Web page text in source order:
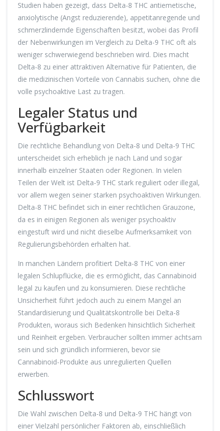
Studien haben gezeigt, dass Delta-8 THC antiemetische,
anxiolytische (Angst reduzierende), appetitanregende und
schmerzlindernde Eigenschaften besitzt, wobei das Profil
der Nebenwirkungen im Vergleich zu Delta-9 THC oft als
weniger schwerwiegend beschrieben wird. Dies macht
Delta-8 zu einer attraktiven Alternative für Patienten, die
die medizinischen Vorteile von Cannabis suchen, ohne die
volle psychoaktive Last zu tragen.
Legaler Status und
Verfügbarkeit
Die rechtliche Behandlung von Delta-8 und Delta-9 THC
unterscheidet sich erheblich je nach Land und sogar
innerhalb einzelner Staaten oder Regionen. In vielen
Teilen der Welt ist Delta-9 THC stark reguliert oder illegal,
vor allem wegen seiner starken psychoaktiven Wirkungen.
Delta-8 THC befindet sich in einer rechtlichen Grauzone,
da es in einigen Regionen als weniger psychoaktiv
eingestuft wird und nicht dieselbe Aufmerksamkeit von
Regulierungsbehörden erhalten hat.
In manchen Ländern profitiert Delta-8 THC von einer
legalen Schlupflücke, die es ermöglicht, das Cannabinoid
legal zu kaufen und zu konsumieren. Diese rechtliche
Unsicherheit führt jedoch auch zu einem Mangel an
Standardisierung und Qualitätskontrolle bei Delta-8
Produkten, woraus sich Bedenken hinsichtlich Sicherheit
und Reinheit ergeben. Verbraucher sollten immer achtsam
sein und sich gründlich informieren, bevor sie
Cannabinoid-Produkte aus unregulierten Quellen
erwerben.
Schlusswort
Die Wahl zwischen Delta-8 und Delta-9 THC hängt von
einer Vielzahl persönlicher Faktoren ab, einschließlich